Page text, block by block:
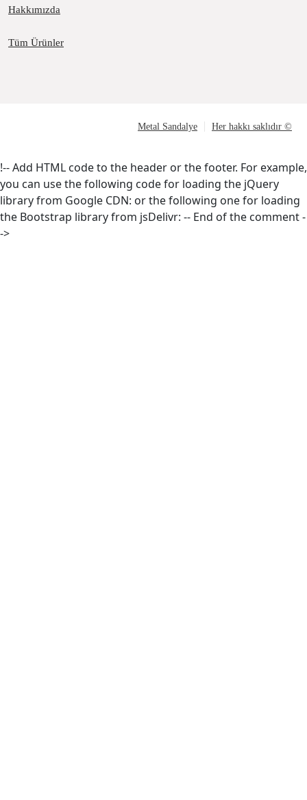
Hakkımızda
Tüm Ürünler
Metal Sandalye Her hakkı saklıdır ©
!-- Add HTML code to the header or the footer. For example,
you can use the following code for loading the jQuery
library from Google CDN: or the following one for loading
the Bootstrap library from jsDelivr: -- End of the comment -
->